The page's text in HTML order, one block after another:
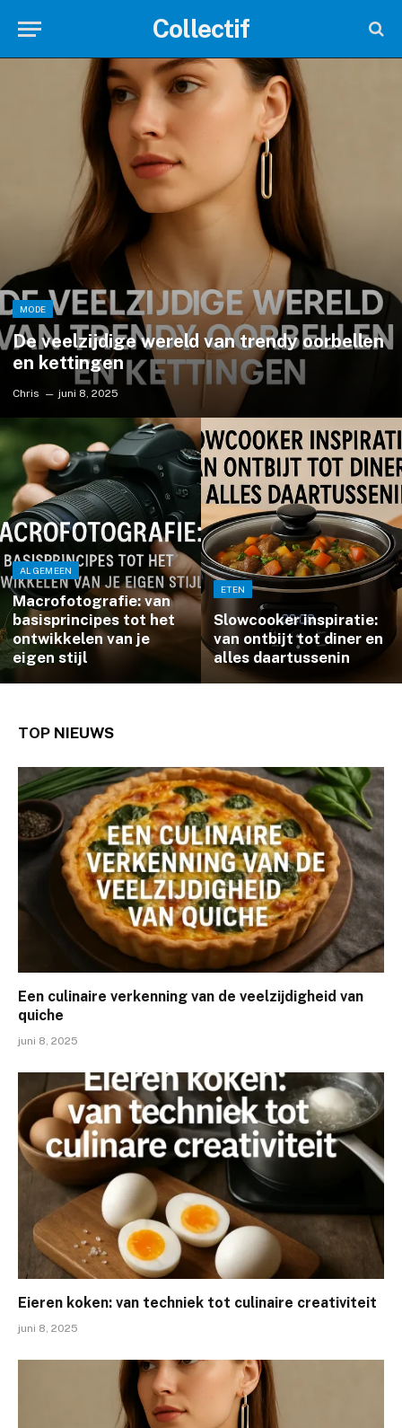
Collectif
MODE
De veelzijdige wereld van trendy oorbellen
en kettingen
Chris juni 8, 2025
ALGEMEEN
Macrofotografie: van
basisprincipes tot het
ontwikkelen van je
eigen stijl
ETEN
Slowcooker inspiratie:
van ontbijt tot diner en
alles daartussenin
TOP NIEUWS
Een culinaire verkenning van de veelzijdigheid van
quiche
juni 8, 2025
Eieren koken: van techniek tot culinaire creativiteit
juni 8, 2025